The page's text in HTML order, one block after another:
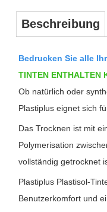
Beschreibung
Bedrucken Sie alle
TINTEN ENTHALTEN
Ob natürlich oder
Plastiplus eignet sich
Das Trocknen ist mit
Polymerisation
vollständig getrocknet
Plastiplus Plastisol-
Benutzerkomfort und